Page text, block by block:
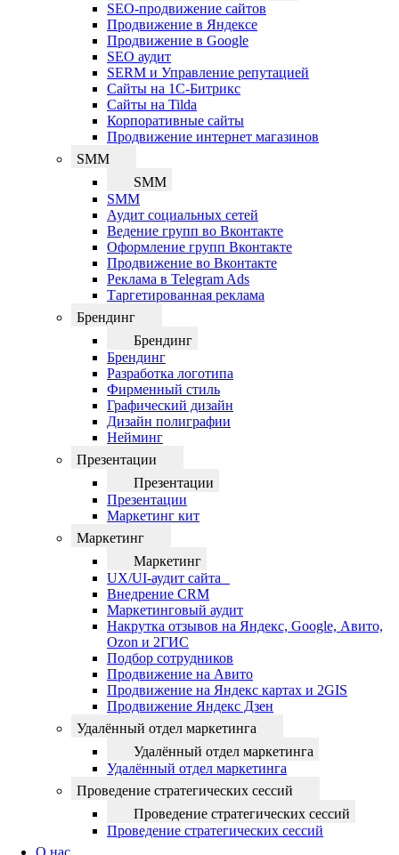
SEO-продвижение сайтов
Продвижение в Яндексе
Продвижение в Google
SEO аудит
SERM и Управление репутацией
Сайты на 1С-Битрикс
Сайты на Tilda
Корпоративные сайты
Продвижение интернет магазинов
SMM
SMM
SMM
Аудит социальных сетей
Ведение групп во Вконтакте
Оформление групп Вконтакте
Продвижение во Вконтакте
Реклама в Telegram Ads
Таргетированная реклама
Брендинг
Брендинг
Брендинг
Разработка логотипа
Фирменный стиль
Графический дизайн
Дизайн полиграфии
Нейминг
Презентации
Презентации
Презентации
Маркетинг кит
Маркетинг
Маркетинг
UX/UI-аудит сайта
Внедрение CRM
Маркетинговый аудит
Накрутка отзывов на Яндекс, Google, Авито,
Ozon и 2ГИС
Подбор сотрудников
Продвижение на Авито
Продвижение на Яндекс картах и 2GIS
Продвижение Яндекс Дзен
Удалённый отдел маркетинга
Удалённый отдел маркетинга
Удалённый отдел маркетинга
Проведение стратегических сессий
Проведение стратегических сессий
Проведение стратегических сессий
О нас